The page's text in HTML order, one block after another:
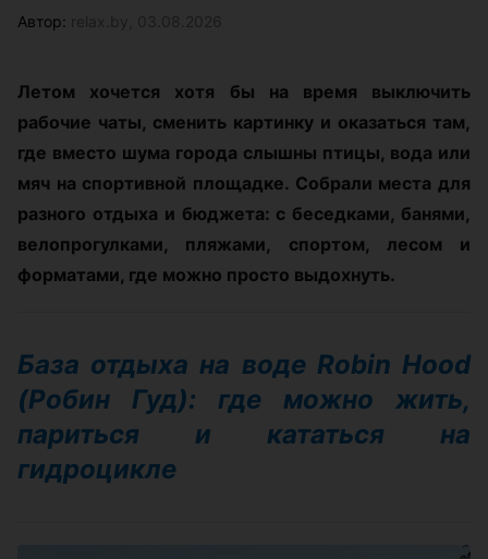
Автор:
Летом хочется хотя бы на время выключить
рабочие чаты, сменить картинку и оказаться там,
где вместо шума города слышны птицы, вода или
мяч на спортивной площадке. Собрали места для
разного отдыха и бюджета: с беседками, банями,
велопрогулками, пляжами, спортом, лесом и
форматами, где можно просто выдохнуть.
База отдыха на воде Robin Hood
(Робин Гуд): где можно жить,
париться и кататься на
гидроцикле